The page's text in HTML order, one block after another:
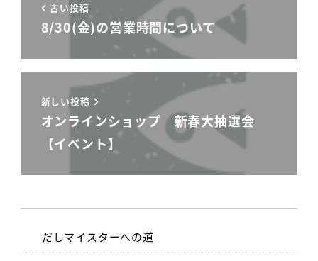
古い投稿
8/30(金)の営業時間について
新しい投稿
オンラインショップ 新春大抽選会
【イベント】
だしマイスターへの道